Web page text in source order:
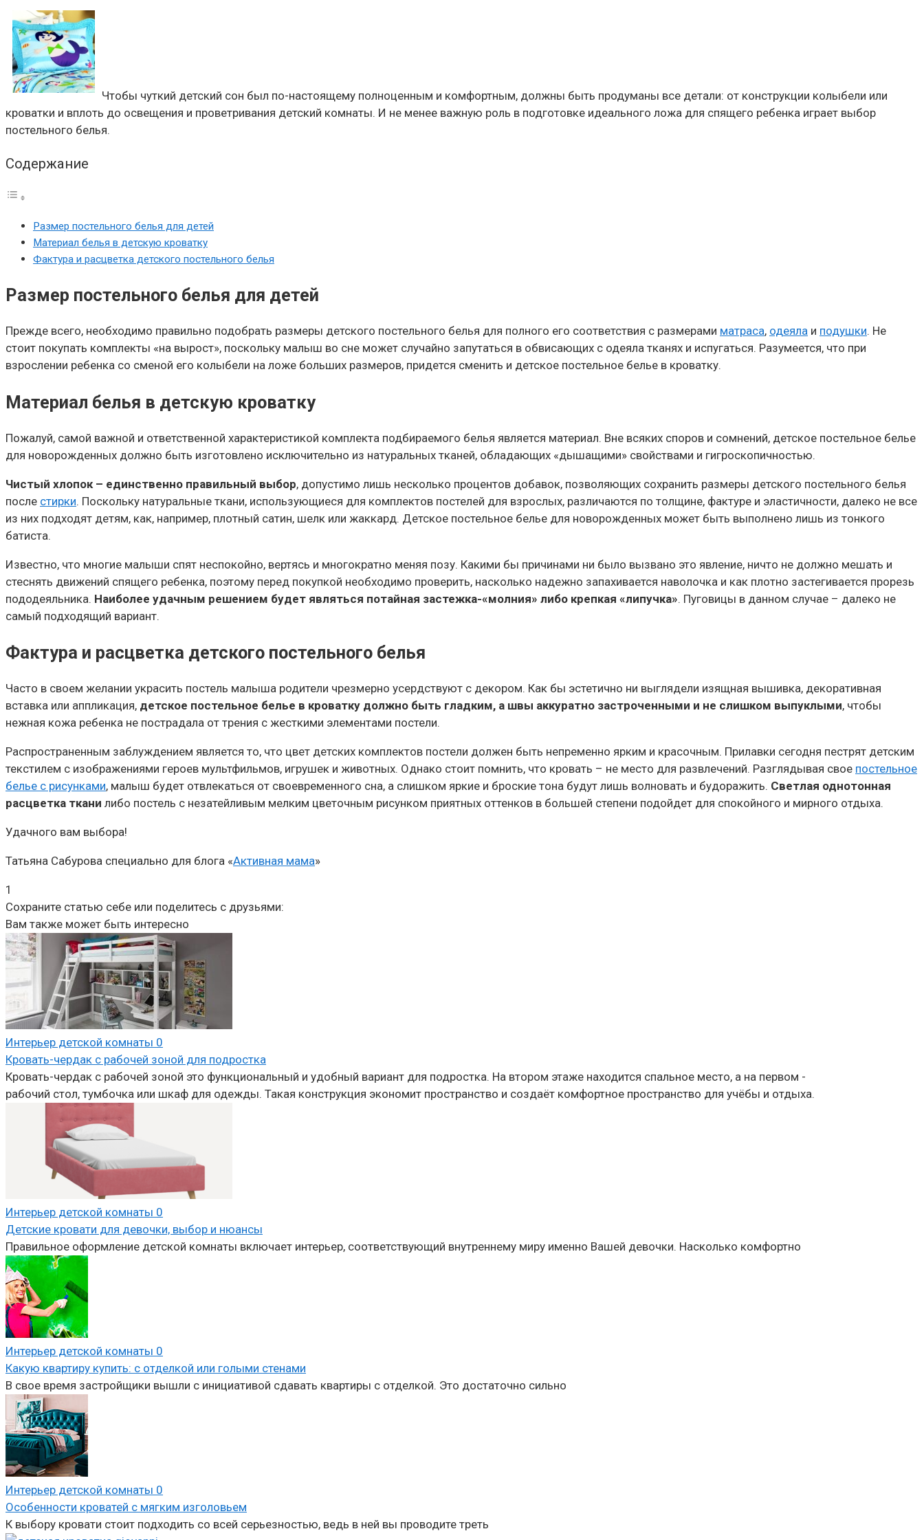
Чтобы чуткий детский сон был по-настоящему полноценным и комфортным, должны быть продуманы все детали: от конструкции колыбели или
кроватки и вплоть до освещения и проветривания детский комнаты. И не менее важную роль в подготовке идеального ложа для спящего ребенка играет выбор
постельного белья.
Содержание
Размер постельного белья для детей
Материал белья в детскую кроватку
Фактура и расцветка детского постельного белья
Размер постельного белья для детей
Прежде всего, необходимо правильно подобрать размеры детского постельного белья для полного его соответствия с размерами матраса, одеяла и подушки. Не
стоит покупать комплекты «на вырост», поскольку малыш во сне может случайно запутаться в обвисающих с одеяла тканях и испугаться. Разумеется, что при
взрослении ребенка со сменой его колыбели на ложе больших размеров, придется сменить и детское постельное белье в кроватку.
Материал белья в детскую кроватку
Пожалуй, самой важной и ответственной характеристикой комплекта подбираемого белья является материал. Вне всяких споров и сомнений, детское постельное белье
для новорожденных должно быть изготовлено исключительно из натуральных тканей, обладающих «дышащими» свойствами и гигроскопичностью.
Чистый хлопок – единственно правильный выбор, допустимо лишь несколько процентов добавок, позволяющих сохранить размеры детского постельного белья
после стирки. Поскольку натуральные ткани, использующиеся для комплектов постелей для взрослых, различаются по толщине, фактуре и эластичности, далеко не все
из них подходят детям, как, например, плотный сатин, шелк или жаккард. Детское постельное белье для новорожденных может быть выполнено лишь из тонкого
батиста.
Известно, что многие малыши спят неспокойно, вертясь и многократно меняя позу. Какими бы причинами ни было вызвано это явление, ничто не должно мешать и
стеснять движений спящего ребенка, поэтому перед покупкой необходимо проверить, насколько надежно запахивается наволочка и как плотно застегивается прорезь
пододеяльника. Наиболее удачным решением будет являться потайная застежка-«молния» либо крепкая «липучка». Пуговицы в данном случае – далеко не
самый подходящий вариант.
Фактура и расцветка детского постельного белья
Часто в своем желании украсить постель малыша родители чрезмерно усердствуют с декором. Как бы эстетично ни выглядели изящная вышивка, декоративная
вставка или аппликация, детское постельное белье в кроватку должно быть гладким, а швы аккуратно застроченными и не слишком выпуклыми, чтобы
нежная кожа ребенка не пострадала от трения с жесткими элементами постели.
Распространенным заблуждением является то, что цвет детских комплектов постели должен быть непременно ярким и красочным. Прилавки сегодня пестрят детским
текстилем с изображениями героев мультфильмов, игрушек и животных. Однако стоит помнить, что кровать – не место для развлечений. Разглядывая свое постельное
белье с рисунками, малыш будет отвлекаться от своевременного сна, а слишком яркие и броские тона будут лишь волновать и будоражить. Светлая однотонная
расцветка ткани либо постель с незатейливым мелким цветочным рисунком приятных оттенков в большей степени подойдет для спокойного и мирного отдыха.
Удачного вам выбора!
Татьяна Сабурова специально для блога «Активная мама»
1
Сохраните статью себе или поделитесь с друзьями:
Вам также может быть интересно
Интерьер детской комнаты 0
Кровать-чердак с рабочей зоной для подростка
Кровать-чердак с рабочей зоной это функциональный и удобный вариант для подростка. На втором этаже находится спальное место, а на первом -
рабочий стол, тумбочка или шкаф для одежды. Такая конструкция экономит пространство и создаёт комфортное пространство для учёбы и отдыха.
Интерьер детской комнаты 0
Детские кровати для девочки, выбор и нюансы
Правильное оформление детской комнаты включает интерьер, соответствующий внутреннему миру именно Вашей девочки. Насколько комфортно
Интерьер детской комнаты 0
Какую квартиру купить: с отделкой или голыми стенами
В свое время застройщики вышли с инициативой сдавать квартиры с отделкой. Это достаточно сильно
Интерьер детской комнаты 0
Особенности кроватей с мягким изголовьем
К выбору кровати стоит подходить со всей серьезностью, ведь в ней вы проводите треть